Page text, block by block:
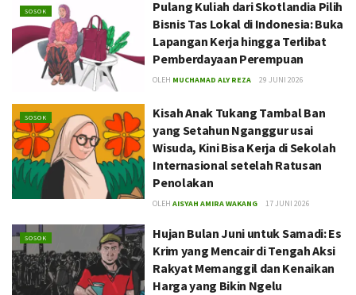
SOSOK
Pulang Kuliah dari Skotlandia Pilih
Bisnis Tas Lokal di Indonesia: Buka
Lapangan Kerja hingga Terlibat
Pemberdayaan Perempuan
OLEH MUCHAMAD ALY REZA 29 JUNI 2026
SOSOK
Kisah Anak Tukang Tambal Ban
yang Setahun Nganggur usai
Wisuda, Kini Bisa Kerja di Sekolah
Internasional setelah Ratusan
Penolakan
OLEH AISYAH AMIRA WAKANG 17 JUNI 2026
SOSOK
Hujan Bulan Juni untuk Samadi: Es
Krim yang Mencair di Tengah Aksi
Rakyat Memanggil dan Kenaikan
Harga yang Bikin Ngelu